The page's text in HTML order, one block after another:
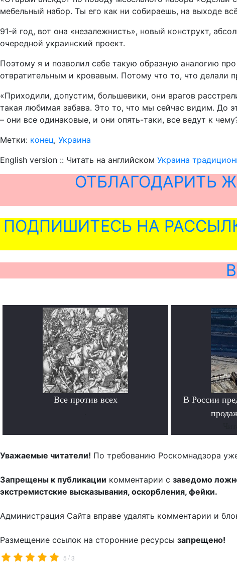
мебельный набор. Ты его как ни собираешь, на выходе
91-й год, вот она «незалежнисть», новый конструкт,
очередной украинский проект.
Поэтому я и позволил себе такую образную аналогию
отвратительным и кровавым. Потому что то, что делали
«Приходили, допустим, большевики, они врагов
такая любимая забава. Это то, что мы сейчас видим. До
– они все одинаковые, и они опять-таки, все ведут к
Метки: конец, Украина
English version :: Читать на английском Украина
ОТБЛАГОДАРИТЬ
ПОДПИШИТЕСЬ НА
Все против всех
В России
Уважаемые читатели! По требованию Роскомнадзора
Запрещены к публикации комментарии с заведомо
экстремистские высказывания, оскорбления, фейки.
Администрация Сайта вправе удалять комментарии и
Размещение ссылок на сторонние ресурсы запрещено!
5 /3